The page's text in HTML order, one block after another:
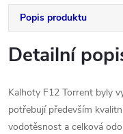
Popis produktu
Detailní
Kalhoty F12 Torrent byly
potřebují především
vodotěsnost a celková